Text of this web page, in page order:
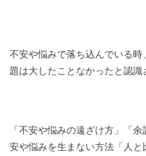
不安や悩みで落ち込んでいる
題は大したことなかったと認識
「不安や悩みの遠ざけ方」「
安や悩みを生まない方法「人